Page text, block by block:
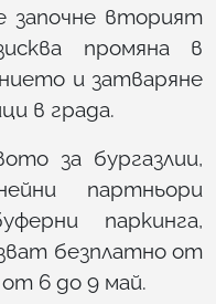
започне вторият
промяна в
и затваряне
в града.
за бургазлии,
партньори
паркинга,
безплатно от
6 до 9 май.